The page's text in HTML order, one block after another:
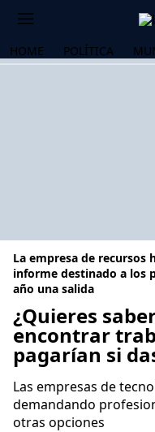
HOME POLÍTICA
La empresa de recursos
informe destinado a los
año una salida
¿Quieres
encontrar
pagarían si
Las empresas de
demandando
otras opciones